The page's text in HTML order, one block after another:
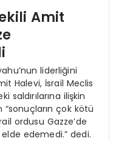
Amit
liderliğini
Halevi, İsrail Meclis
saldırılarına ilişkin
“sonuçların çok kötü
ordusu Gazze’de
edemedi.” dedi.